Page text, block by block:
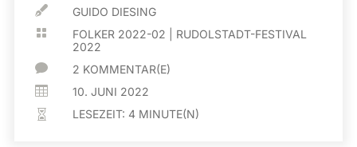
 GUIDO DIESING
 FOLKER 2022-02
RUDOLSTADT-FESTIVAL
2022
 2 KOMMENTAR(E)
 10. JUNI 2022
 LESEZEIT: 4 MINUTE(N)